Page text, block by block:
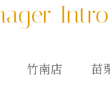
竹南店 苗